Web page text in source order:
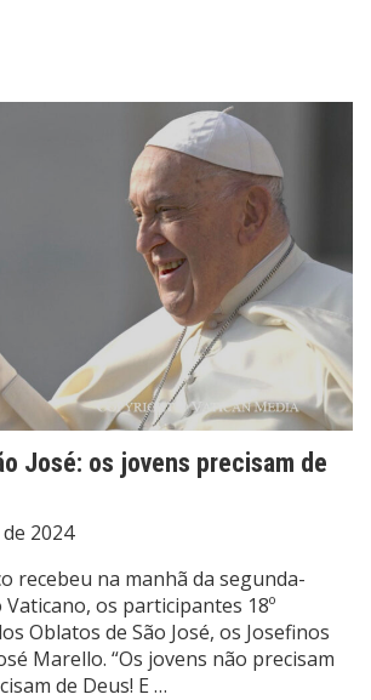
José: os jovens precisam de
2024
recebeu na manhã da segunda-
os participantes 18º
Oblatos de São José, os Josefinos
Marello. “Os jovens não precisam
de Deus! E …